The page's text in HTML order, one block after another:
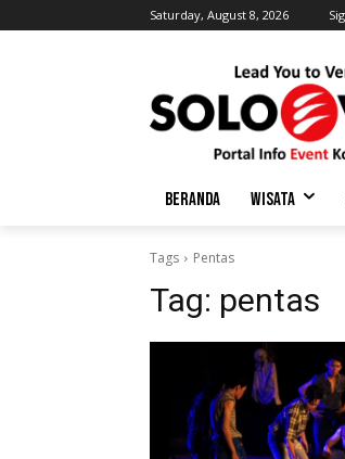
Saturday, August 8, 2026
BERANDA WISATA
Tags Pentas
Tag: pentas